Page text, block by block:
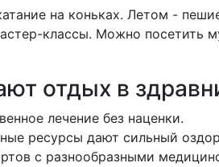
на коньках. Летом -
классы. Можно посетить
отдых в
лечение без наценки.
ресурсы дают сильный
с разнообразными